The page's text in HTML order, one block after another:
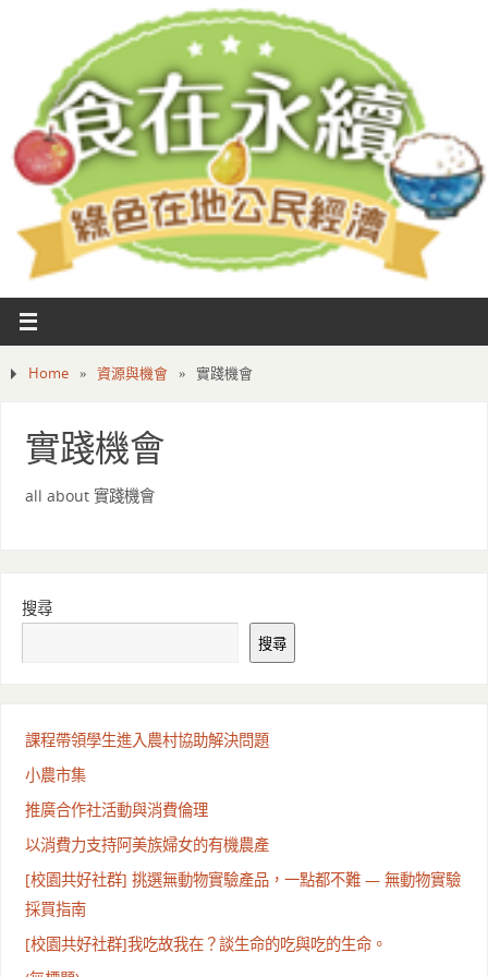
Home » 資源與機會 » 實踐機會
實踐機會
all about 實踐機會
搜尋
搜尋
課程帶領學生進入農村協助解決問題
小農市集
推廣合作社活動與消費倫理
以消費力支持阿美族婦女的有機農產
[校園共好社群] 挑選無動物實驗產品，一點都不難 — 無動物實驗
採買指南
[校園共好社群]我吃故我在？談生命的吃與吃的生命。